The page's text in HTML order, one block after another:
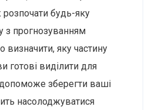
будь-яку
з прогнозуванням
визначити, яку частину
готові виділити для
зберегти ваші
насолоджуватися